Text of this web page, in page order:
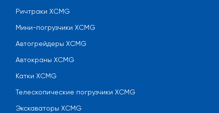
Ричтраки XCMG
Мини-погрузчики XCMG
Автогрейдеры XCMG
Автокраны XCMG
Катки XCMG
Телескопические погрузчики XCMG
Экскаваторы XCMG